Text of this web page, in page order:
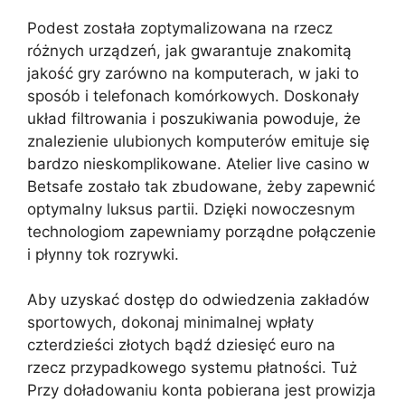
Podest została zoptymalizowana na rzecz
różnych urządzeń, jak gwarantuje znakomitą
jakość gry zarówno na komputerach, w jaki to
sposób i telefonach komórkowych. Doskonały
układ filtrowania i poszukiwania powoduje, że
znalezienie ulubionych komputerów emituje się
bardzo nieskomplikowane. Atelier live casino w
Betsafe zostało tak zbudowane, żeby zapewnić
optymalny luksus partii. Dzięki nowoczesnym
technologiom zapewniamy porządne połączenie
i płynny tok rozrywki.
Aby uzyskać dostęp do odwiedzenia zakładów
sportowych, dokonaj minimalnej wpłaty
czterdzieści złotych bądź dziesięć euro na
rzecz przypadkowego systemu płatności. Tuż
Przy doładowaniu konta pobierana jest prowizja